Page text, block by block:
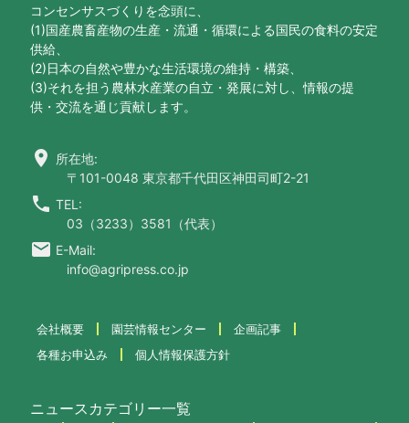
コンセンサスづくりを念頭に、
(1)国産農畜産物の生産・流通・循環による国民の食料の安定
供給、
(2)日本の自然や豊かな生活環境の維持・構築、
(3)それを担う農林水産業の自立・発展に対し、情報の提
供・交流を通じ貢献します。
location_on 所在地:
〒101-0048 東京都千代田区神田司町2-21
call TEL:
03（3233）3581（代表）
email E-Mail:
info@agripress.co.jp
会社概要 園芸情報センター
企画記事
各種お申込み
個人情報保護方針
ニュースカテゴリー一覧